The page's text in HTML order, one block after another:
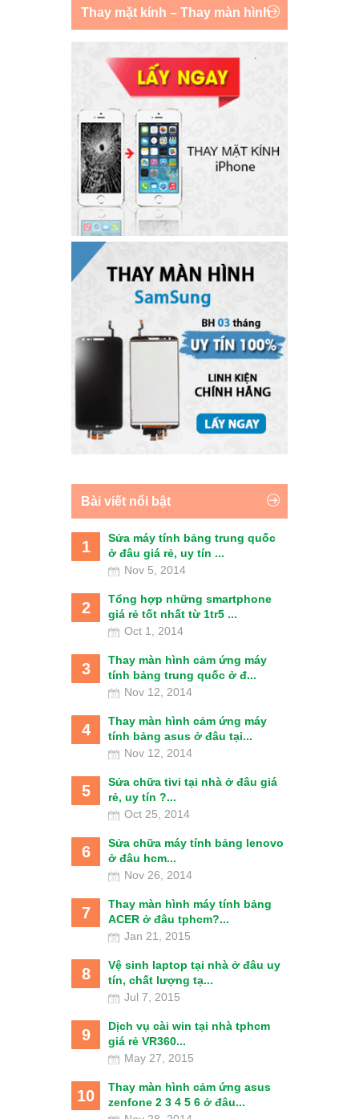
Thay mặt kính – Thay màn hình
Bài viết nổi bật
1
Sửa máy tính bảng trung quốc
ở đâu giá rẻ, uy tín ...
Nov 5, 2014
2
Tổng hợp những smartphone
giá rẻ tốt nhất từ 1tr5 ...
Oct 1, 2014
3
Thay màn hình cảm ứng máy
tính bảng trung quốc ở đ...
Nov 12, 2014
4
Thay màn hình cảm ứng máy
tính bảng asus ở đâu tại...
Nov 12, 2014
5
Sửa chữa tivi tại nhà ở đâu giá
rẻ, uy tín ?...
Oct 25, 2014
6
Sửa chữa máy tính bảng lenovo
ở đâu hcm...
Nov 26, 2014
7
Thay màn hình máy tính bảng
ACER ở đâu tphcm?...
Jan 21, 2015
8
Vệ sinh laptop tại nhà ở đâu uy
tín, chất lượng tạ...
Jul 7, 2015
9
Dịch vụ cài win tại nhà tphcm
giá rẻ VR360...
May 27, 2015
10
Thay màn hình cảm ứng asus
zenfone 2 3 4 5 6 ở đâu...